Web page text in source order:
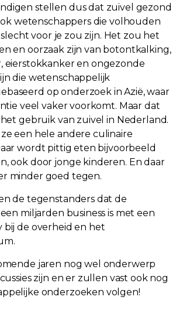
stellen dus dat zuivel gezond
wetenschappers die volhouden
voor je zou zijn. Het zou het
en oorzaak zijn van botontkalking,
eierstokkanker en ongezonde
die wetenschappelijk
op onderzoek in Azië, waar
veel vaker voorkomt. Maar dat
gebruik van zuivel in Nederland.
ze een hele andere culinaire
wordt pittig eten bijvoorbeeld
ook door jonge kinderen. En daar
minder goed tegen.
de tegenstanders dat de
miljarden business is met een
bij de overheid en het
jaren nog wel onderwerp
zijn en er zullen vast ook nog
onderzoeken volgen!